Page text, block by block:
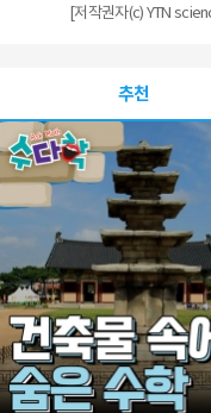
[저작권자(c) YTN
추천